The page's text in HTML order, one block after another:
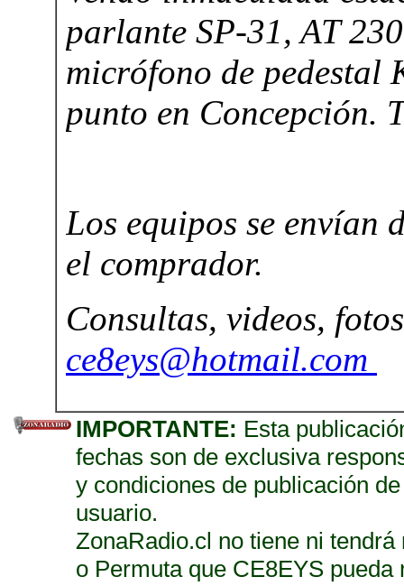
IMPORTANTE: Esta
fechas son de exclusiva
y condiciones de publicación
usuario.
ZonaRadio.cl no tiene ni
o Permuta que CE8EYS